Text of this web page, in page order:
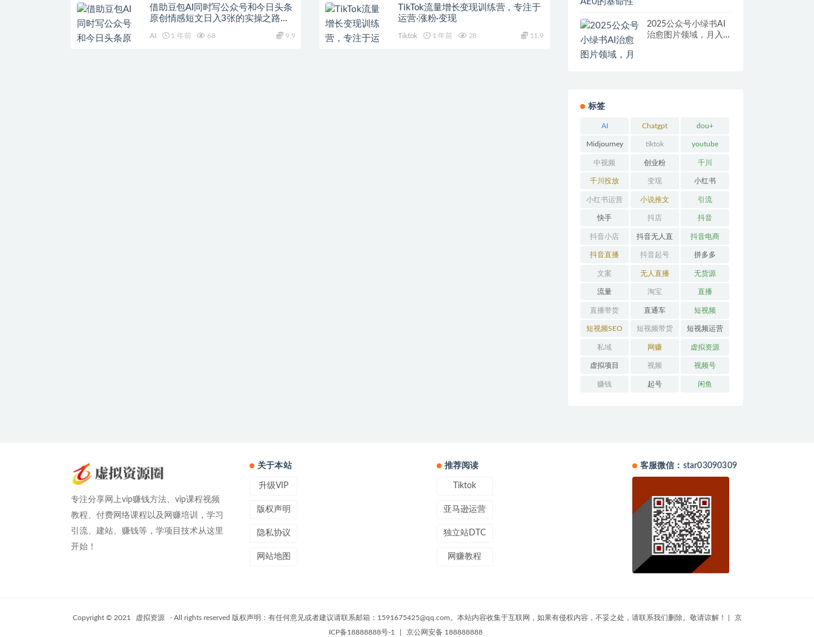
借助豆包AI同时写公众号和今日头条
原创情感短文日入3张的实操之路，
AI 1 年前 68 9.9
TikTok流量增长变现训练营，专注于
运营·涨粉·变现
Tiktok 1 年前 28 11.9
2025公众号小绿书AI
治愈图片领域，月入
标签
AI Chatgpt dou+
Midjourney tiktok youtube
中视频 创业粉 千川
千川投放 变现 小红书
小红书运营 小说推文 引流
快手 抖店 抖音
抖音小店 抖音无人直
播
抖音电商
抖音直播 抖音起号 拼多多
文案 无人直播 无货源
流量 淘宝 直播
直播带货 直通车 短视频
短视频SEO 短视频带货 短视频运营
私域 网赚 虚拟资源
虚拟项目 视频 视频号
赚钱 起号 闲鱼
专注分享网上vip赚钱方法、vip课程视频
教程、付费网络课程以及网赚培训，学习
引流、建站、赚钱等，学项目技术从这里
开始！
关于本站
升级VIP
版权声明
隐私协议
网站地图
推荐阅读
Tiktok
亚马逊运营
独立站DTC
网赚教程
客服微信：star03090309
Copyright © 2021 虚拟资源 - All rights reserved 版权声明：有任何意见或者建议请联系邮箱：1591675425@qq.com。本站内容收集于互联网，如果有侵权内容，不妥之处，请联系我们删除。敬请谅解！
京
ICP备18888888号-1
京公网安备 188888888